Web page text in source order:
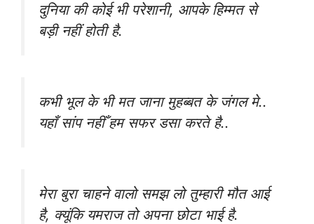
दुनिया की कोई भी परेशानी, आपके हिम्मत से
बड़ी नहीं होती है.
कभी भूल के भी मत जाना मुहब्बत के जंगल मे..
यहाँ सांप नहीँ हम सफर डसा करते है..
मेरा बुरा चाहने वालो समझ लो तुम्हारी मौत आई
है, क्यूंकि यमराज तो अपना छोटा भाई है.